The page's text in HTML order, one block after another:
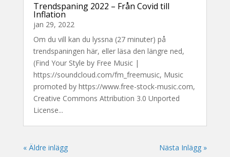
Trendspaning 2022 – Från Covid till
Inflation
jan 29, 2022
Om du vill kan du lyssna (27 minuter) på
trendspaningen här, eller läsa den längre ned,
(Find Your Style by Free Music |
https://soundcloud.com/fm_freemusic, Music
promoted by https://www.free-stock-music.com,
Creative Commons Attribution 3.0 Unported
License...
« Äldre inlägg Nästa Inlägg »